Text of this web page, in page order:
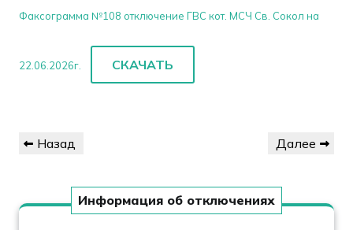
Факсограмма №108 отключение ГВС кот. МСЧ Св. Сокол на
22.06.2026г. СКАЧАТЬ
по
Предыдущая
Назад
Следующая
Далее
Информация об отключениях